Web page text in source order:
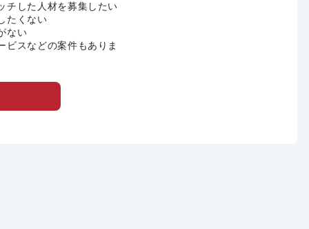
チした人材を募集したい
たくない
ない
ビスなどの案件もありま